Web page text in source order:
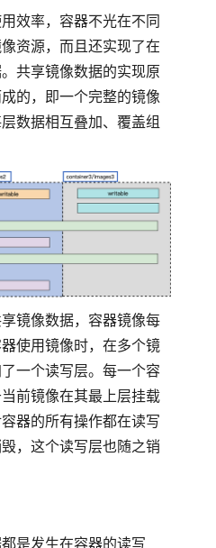
效率，容器不光在不同
资源，而且还实现了在
共享镜像数据的实现原
的，即一个完整的镜像
数据相互叠加、覆盖组
镜像数据，容器镜像每
使用镜像时，在多个镜
一个读写层。每一个容
前镜像在其最上层挂载
器的所有操作都在读写
，这个读写层也随之销
是发生在容器的读写